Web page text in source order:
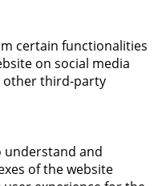
certain functionalities
on social media
other third-party
understand and
of the website